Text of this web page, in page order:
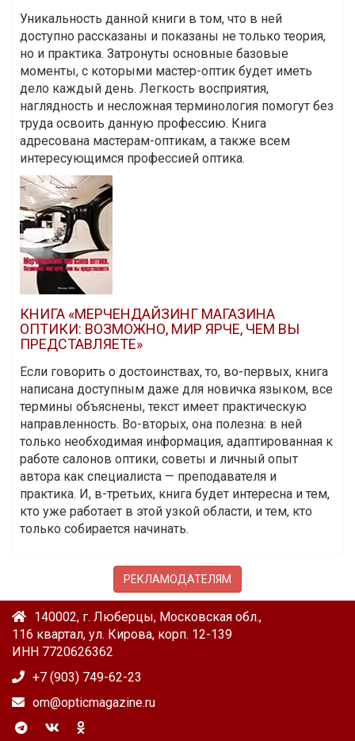
Уникальность данной книги в том, что в ней
доступно рассказаны и показаны не только теория,
но и практика. Затронуты основные базовые
моменты, с которыми мастер-оптик будет иметь
дело каждый день. Легкость восприятия,
наглядность и несложная терминология помогут без
труда освоить данную профессию. Книга
адресована мастерам-оптикам, а также всем
интересующимся профессией оптика.
КНИГА «МЕРЧЕНДАЙЗИНГ МАГАЗИНА
ОПТИКИ: ВОЗМОЖНО, МИР ЯРЧЕ, ЧЕМ ВЫ
ПРЕДСТАВЛЯЕТЕ»
Если говорить о достоинствах, то, во-первых, книга
написана доступным даже для новичка языком, все
термины объяснены, текст имеет практическую
направленность. Во-вторых, она полезна: в ней
только необходимая информация, адаптированная к
работе салонов оптики, советы и личный опыт
автора как специалиста — преподавателя и
практика. И, в-третьих, книга будет интересна и тем,
кто уже работает в этой узкой области, и тем, кто
только собирается начинать.
РЕКЛАМОДАТЕЛЯМ
140002, г. Люберцы, Московская обл.,
116 квартал, ул. Кирова, корп. 12-139
ИНН 7720626362
+7 (903) 749-62-23
om@opticmagazine.ru